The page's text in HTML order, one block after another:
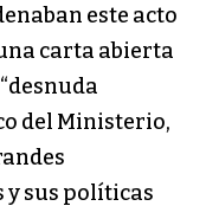
este acto
carta abierta
del Ministerio,
y sus políticas